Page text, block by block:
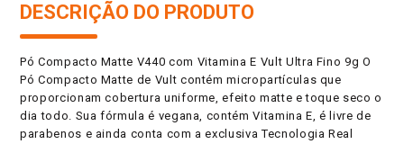
DESCRIÇÃO DO PRODUTO
Pó Compacto Matte V440 com Vitamina E Vult Ultra Fino 9g O
Pó Compacto Matte de Vult contém micropartículas que
proporcionam cobertura uniforme, efeito matte e toque seco o
dia todo. Sua fórmula é vegana, contém Vitamina E, é livre de
parabenos e ainda conta com a exclusiva Tecnologia Real